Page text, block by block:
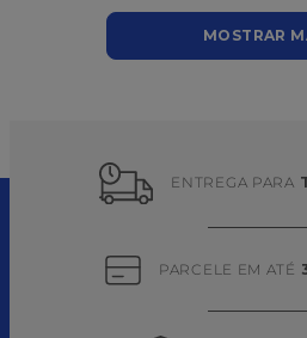
MOSTRAR
ENTREGA PARA
PARCELE EM ATÉ